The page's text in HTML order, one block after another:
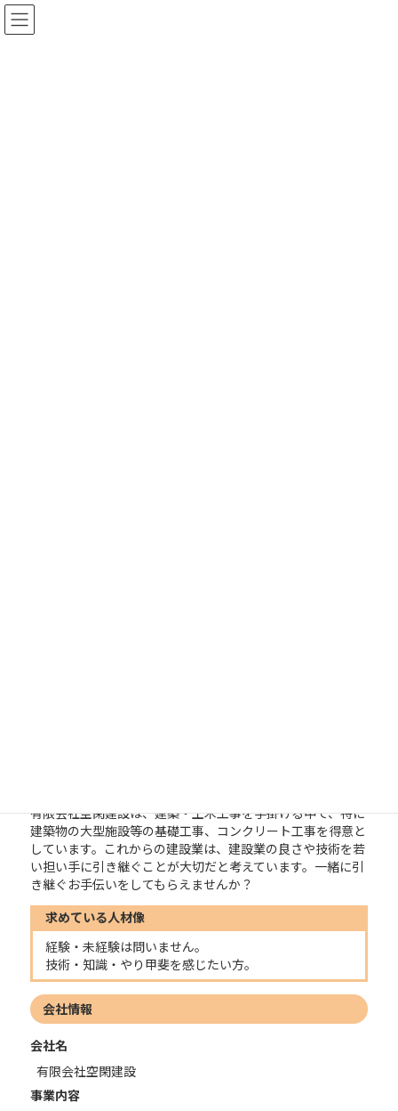
コ
ン
ナ
ビ
有限会社空閑建設は、建築・土木工事を手掛ける中で、特に
建築物の大型施設等の基礎工事、コンクリート工事を得意と
しています。これからの建設業は、建設業の良さや技術を若
い担い手に引き継ぐことが大切だと考えています。一緒に引
き継ぐお手伝いをしてもらえませんか？
求めている人材像
経験・未経験は問いません。
技術・知識・やり甲斐を感じたい方。
会社情報
会社名
有限会社空閑建設
事業内容